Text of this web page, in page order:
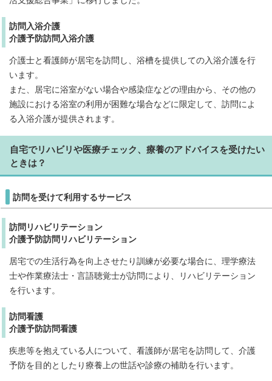
訪問入浴介護
介護予防訪問入浴介護
介護士と看護師が居宅を訪問し、浴槽を提供しての入浴介護を行
います。
また、居宅に浴室がない場合や感染症などの理由から、その他の
施設における浴室の利用が困難な場合などに限定して、訪問によ
る入浴介護が提供されます。
自宅でリハビリや医療チェック、療養のアドバイスを受けたい
ときは？
訪問を受けて利用するサービス
訪問リハビリテーション
介護予防訪問リハビリテーション
居宅での生活行為を向上させたり訓練が必要な場合に、理学療法
士や作業療法士・言語聴覚士が訪問により、リハビリテーション
を行います。
訪問看護
介護予防訪問看護
疾患等を抱えている人について、看護師が居宅を訪問して、介護
予防を目的としたり療養上の世話や診療の補助を行います。